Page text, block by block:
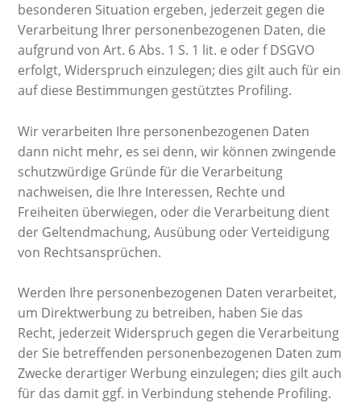
besonderen Situation ergeben, jederzeit gegen die
Verarbeitung Ihrer personenbezogenen Daten, die
aufgrund von Art. 6 Abs. 1 S. 1 lit. e oder f DSGVO
erfolgt, Widerspruch einzulegen; dies gilt auch für ein
auf diese Bestimmungen gestütztes Profiling.
Wir verarbeiten Ihre personenbezogenen Daten
dann nicht mehr, es sei denn, wir können zwingende
schutzwürdige Gründe für die Verarbeitung
nachweisen, die Ihre Interessen, Rechte und
Freiheiten überwiegen, oder die Verarbeitung dient
der Geltendmachung, Ausübung oder Verteidigung
von Rechtsansprüchen.
Werden Ihre personenbezogenen Daten verarbeitet,
um Direktwerbung zu betreiben, haben Sie das
Recht, jederzeit Widerspruch gegen die Verarbeitung
der Sie betreffenden personenbezogenen Daten zum
Zwecke derartiger Werbung einzulegen; dies gilt auch
für das damit ggf. in Verbindung stehende Profiling.